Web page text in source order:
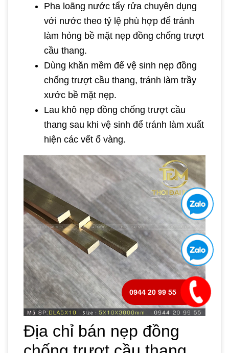
Pha loãng nước tẩy rửa chuyên dụng
với nước theo tỷ lệ phù hợp để tránh
làm hỏng bề mặt nẹp đồng chống trượt
cầu thang.
Dùng khăn mềm để vệ sinh nẹp đồng
chống trượt cầu thang, tránh làm trầy
xước bề mặt nẹp.
Lau khô nẹp đồng chống trượt cầu
thang sau khi vệ sinh để tránh làm xuất
hiện các vết ố vàng.
Địa chỉ bán nẹp đồng
0944 20 99 55